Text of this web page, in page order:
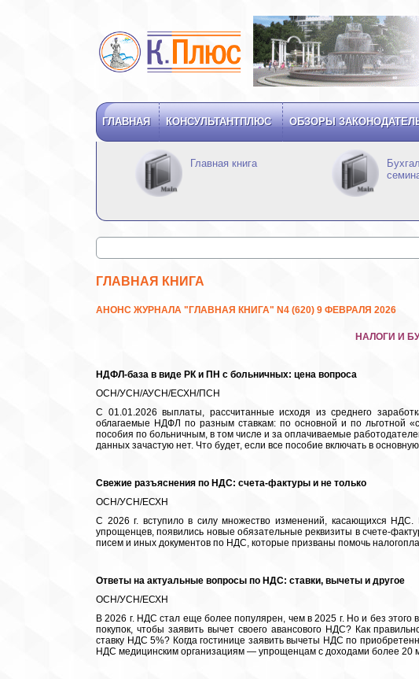
ГЛАВНАЯ КОНСУЛЬТАНТПЛЮС ОБЗОРЫ
Главная книга
ГЛАВНАЯ КНИГА
АНОНС ЖУРНАЛА "ГЛАВНАЯ КНИГА" N4 (620) 9 ФЕВРАЛЯ 2026
НАЛОГИ И
НДФЛ-база в виде РК и ПН с больничных: цена вопроса
ОСН/УСН/АУСН/ЕСХН/ПСН
С 01.01.2026 выплаты, рассчитанные исходя из среднего
облагаемые НДФЛ по разным ставкам: по основной и по льготной
пособия по больничным, в том числе и за оплачиваемые
данных зачастую нет. Что будет, если все пособие включать в
Свежие разъяснения по НДС: счета-фактуры и не только
ОСН/УСН/ЕСХН
С 2026 г. вступило в силу множество изменений, касающихся
упрощенцев, появились новые обязательные реквизиты в счете-
писем и иных документов по НДС, которые призваны помочь
Ответы на актуальные вопросы по НДС: ставки, вычеты и другое
ОСН/УСН/ЕСХН
В 2026 г. НДС стал еще более популярен, чем в 2025 г. Но и без этого
покупок, чтобы заявить вычет своего авансового НДС? Как
ставку НДС 5%? Когда гостинице заявить вычеты НДС по
НДС медицинским организациям — упрощенцам с доходами более 20